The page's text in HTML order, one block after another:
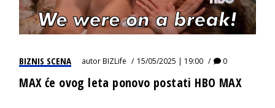
BIZNIS SCENA autorBIZLife 15/05/2025 | 19:00 0
MAX će ovog leta ponovo postati HBO MAX